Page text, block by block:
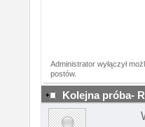
Administrator wyłączył
postów.
Kolejna próba-